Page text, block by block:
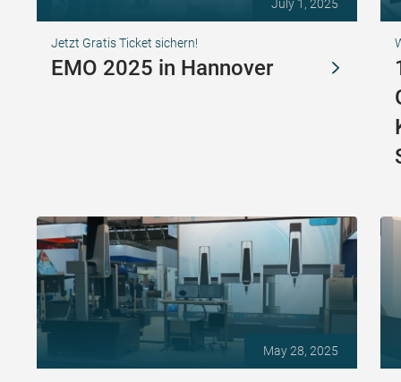
July 1, 2025
Jetzt Gratis Ticket sichern!
EMO 2025 in Hannover
May 28, 2025